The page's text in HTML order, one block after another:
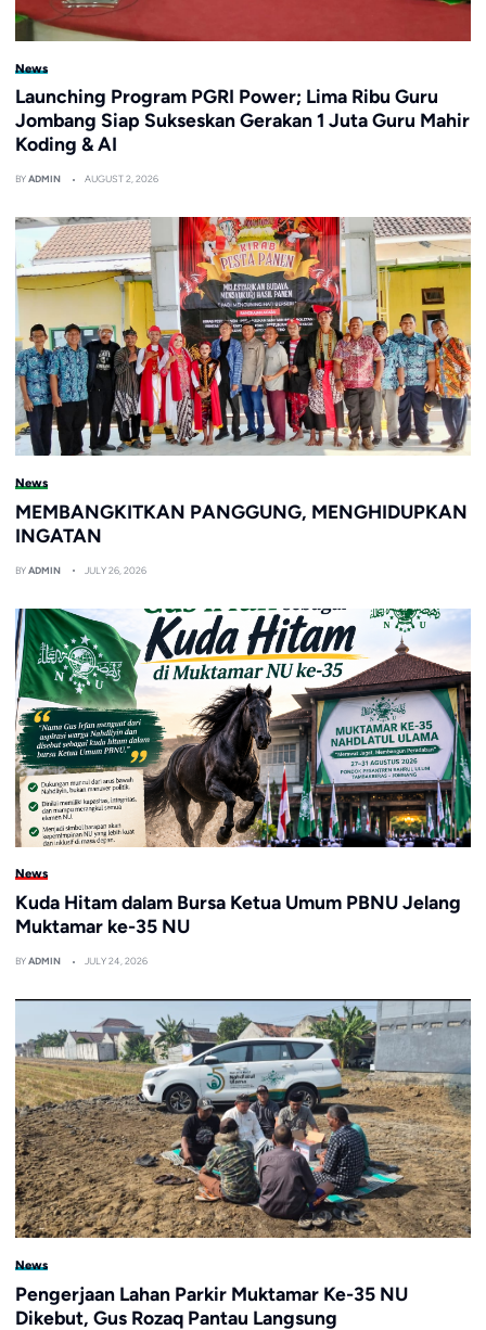
News
Launching Program PGRI Power; Lima Ribu Guru
Jombang Siap Sukseskan Gerakan 1 Juta Guru Mahir
Koding & AI
BYADMIN AUGUST 2, 2026
News
MEMBANGKITKAN PANGGUNG, MENGHIDUPKAN
INGATAN
BYADMIN JULY 26, 2026
News
Kuda Hitam dalam Bursa Ketua Umum PBNU Jelang
Muktamar ke-35 NU
BYADMIN JULY 24, 2026
News
Pengerjaan Lahan Parkir Muktamar Ke-35 NU
Dikebut, Gus Rozaq Pantau Langsung